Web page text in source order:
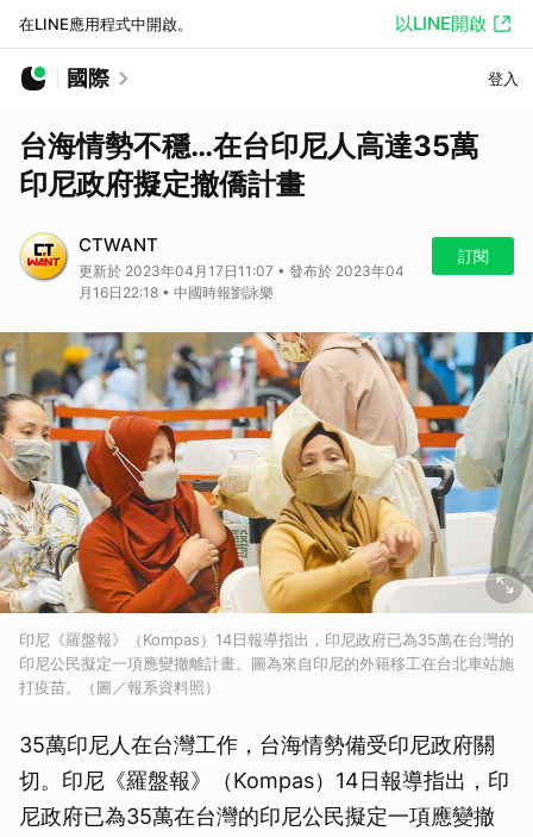
在LINE應用程式中開啟。 以LINE開啟
國際 登入
台海情勢不穩…在台印尼人高達35萬
印尼政府擬定撤僑計畫
CTWANT
更新於 2023年04月17日11:07 • 發布於 2023年04
月16日22:18 • 中國時報劉詠樂
訂閱
印尼《羅盤報》（Kompas）14日報導指出，印尼政府已為35萬在台灣的
印尼公民擬定一項應變撤離計畫。圖為來自印尼的外籍移工在台北車站施
打疫苗。（圖／報系資料照）
35萬印尼人在台灣工作，台海情勢備受印尼政府關
切。印尼《羅盤報》（Kompas）14日報導指出，印
尼政府已為35萬在台灣的印尼公民擬定一項應變撤